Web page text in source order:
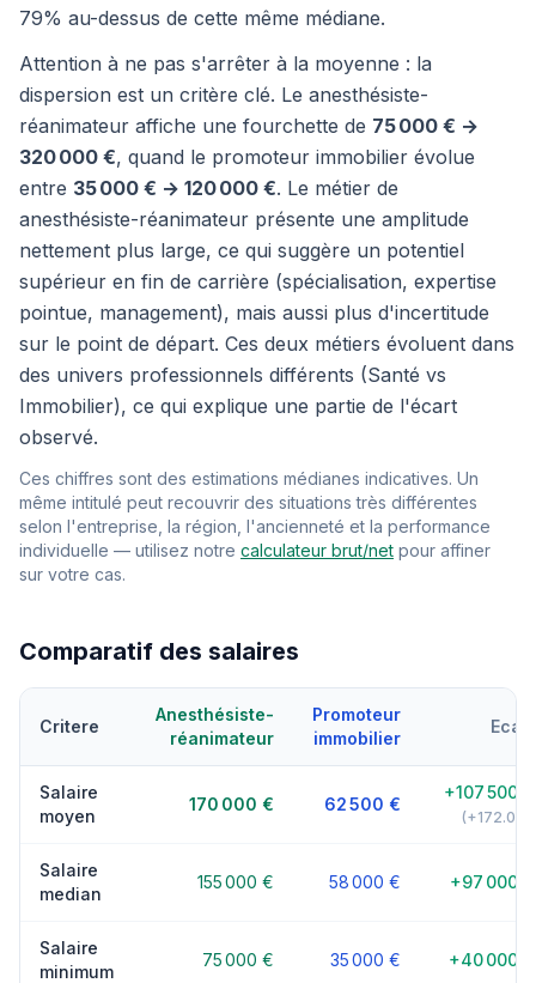
79% au-dessus de cette même médiane.
Attention à ne pas s'arrêter à la moyenne : la
dispersion est un critère clé. Le anesthésiste-
réanimateur affiche une fourchette de 75 000 € →
320 000 €, quand le promoteur immobilier évolue
entre 35 000 € → 120 000 €. Le métier de
anesthésiste-réanimateur présente une amplitude
nettement plus large, ce qui suggère un potentiel
supérieur en fin de carrière (spécialisation, expertise
pointue, management), mais aussi plus d'incertitude
sur le point de départ. Ces deux métiers évoluent dans
des univers professionnels différents (Santé vs
Immobilier), ce qui explique une partie de l'écart
observé.
Ces chiffres sont des estimations médianes indicatives. Un
même intitulé peut recouvrir des situations très différentes
selon l'entreprise, la région, l'ancienneté et la performance
individuelle — utilisez notre calculateur brut/net pour affiner
sur votre cas.
Comparatif des salaires
Critere
Anesthésiste-
réanimateur
Promoteur
immobilier
Ecart
Salaire
moyen
170 000 € 62 500 €
+107 500 €
(+172.0%)
Salaire
median
155 000 € 58 000 € +97 000 €
Salaire
minimum
75 000 € 35 000 € +40 000 €